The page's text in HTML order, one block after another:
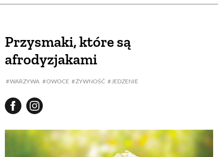
Przysmaki, które są
afrodyzjakami
WARZYWA OWOCE ŻYWNOŚĆ JEDZENIE